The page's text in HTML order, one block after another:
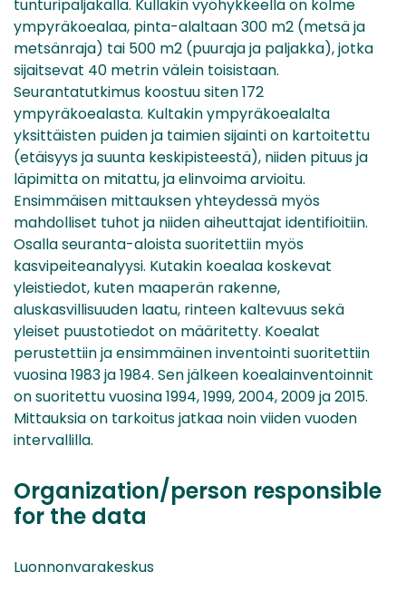
tunturipaljakalla. Kullakin vyöhykkeellä on kolme
ympyräkoealaa, pinta-alaltaan 300 m2 (metsä ja
metsänraja) tai 500 m2 (puuraja ja paljakka), jotka
sijaitsevat 40 metrin välein toisistaan.
Seurantatutkimus koostuu siten 172
ympyräkoealasta. Kultakin ympyräkoealalta
yksittäisten puiden ja taimien sijainti on kartoitettu
(etäisyys ja suunta keskipisteestä), niiden pituus ja
läpimitta on mitattu, ja elinvoima arvioitu.
Ensimmäisen mittauksen yhteydessä myös
mahdolliset tuhot ja niiden aiheuttajat identifioitiin.
Osalla seuranta-aloista suoritettiin myös
kasvipeiteanalyysi. Kutakin koealaa koskevat
yleistiedot, kuten maaperän rakenne,
aluskasvillisuuden laatu, rinteen kaltevuus sekä
yleiset puustotiedot on määritetty. Koealat
perustettiin ja ensimmäinen inventointi suoritettiin
vuosina 1983 ja 1984. Sen jälkeen koealainventoinnit
on suoritettu vuosina 1994, 1999, 2004, 2009 ja 2015.
Mittauksia on tarkoitus jatkaa noin viiden vuoden
intervallilla.
Organization/person responsible
for the data
Luonnonvarakeskus